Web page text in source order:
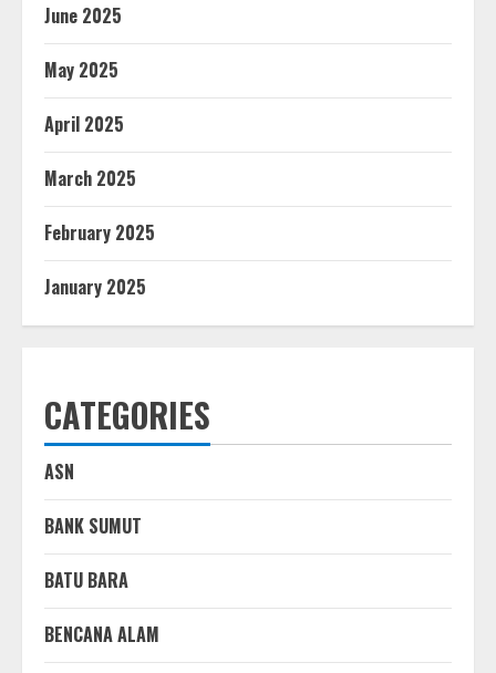
June 2025
May 2025
April 2025
March 2025
February 2025
January 2025
CATEGORIES
ASN
BANK SUMUT
BATU BARA
BENCANA ALAM